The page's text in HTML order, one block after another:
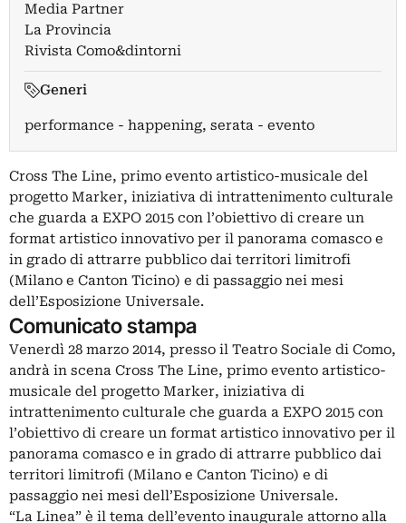
Media Partner
La Provincia
Rivista Como&dintorni
Generi
performance - happening, serata - evento
Cross The Line, primo evento artistico-musicale del
progetto Marker, iniziativa di intrattenimento culturale
che guarda a EXPO 2015 con l’obiettivo di creare un
format artistico innovativo per il panorama comasco e
in grado di attrarre pubblico dai territori limitrofi
(Milano e Canton Ticino) e di passaggio nei mesi
dell’Esposizione Universale.
Comunicato stampa
Venerdì 28 marzo 2014, presso il Teatro Sociale di Como,
andrà in scena Cross The Line, primo evento artistico-
musicale del progetto Marker, iniziativa di
intrattenimento culturale che guarda a EXPO 2015 con
l’obiettivo di creare un format artistico innovativo per il
panorama comasco e in grado di attrarre pubblico dai
territori limitrofi (Milano e Canton Ticino) e di
passaggio nei mesi dell’Esposizione Universale.
“La Linea” è il tema dell’evento inaugurale attorno alla